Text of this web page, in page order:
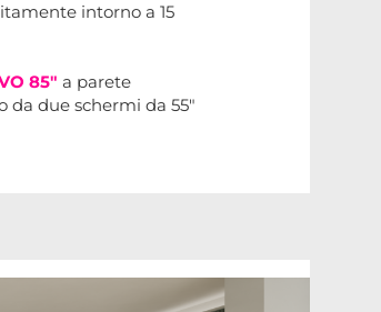
intorno a 15
85" a parete
da due schermi da 55"